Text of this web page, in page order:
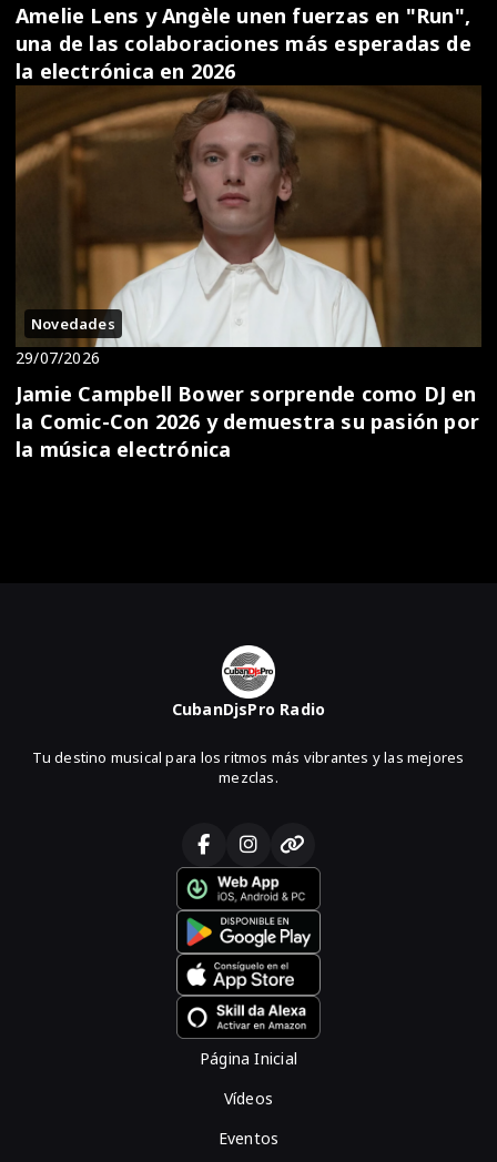
Amelie Lens y Angèle unen fuerzas en "Run",
una de las colaboraciones más esperadas de
la electrónica en 2026
Novedades
29/07/2026
Jamie Campbell Bower sorprende como DJ en
la Comic-Con 2026 y demuestra su pasión por
la música electrónica
CubanDjsPro Radio
Tu destino musical para los ritmos más vibrantes y las mejores
mezclas.
Página Inicial
Vídeos
Eventos